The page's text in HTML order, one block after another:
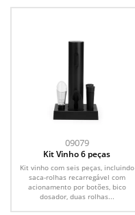
09079
Kit Vinho 6 peças
Kit vinho com seis peças, incluindo
saca-rolhas recarregável com
acionamento por botões, bico
dosador, duas rolhas...